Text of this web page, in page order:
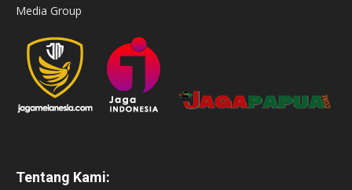
Media Group
Tentang Kami: